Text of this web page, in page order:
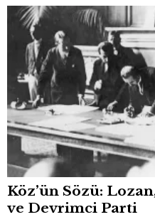
Köz’ün Sözü:
ve Devrimci Parti